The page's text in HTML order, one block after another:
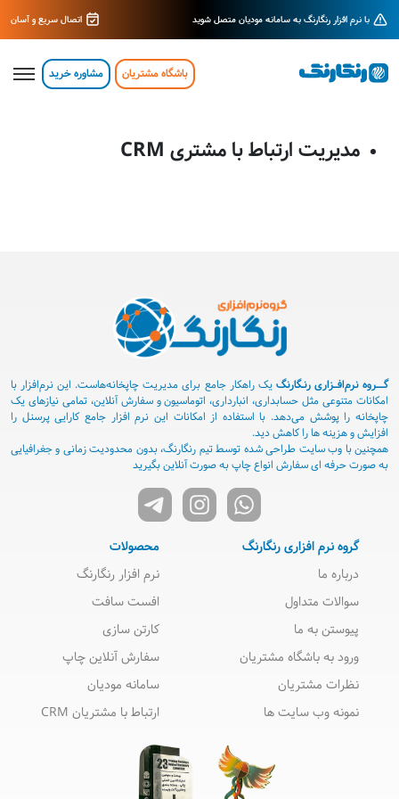
با نرم افزار رنگارنگ به سامانه مودیان متصل شوید اتصال سریع و آسان
باشگاه مشتریان مشاوره خرید
مدیریت ارتباط با مشتری CRM
گــــروه نرم‌افــزاری رنـگارنگیک راهکار جامع برای مدیریت چاپخانه‌هاست. این نرم‌افزار با
امکانات متنوعی مثل حسابداری، انبارداری، اتوماسیون و سفارش آنلاین، تمامی نیازهای یک
چاپخانه را پوشش می‌دهد. با استفاده از امکانات این نرم افزار جامع کارایی پرسنل را
افزایش و هزینه ها را کاهش دید.
همچنین با وب سایت طراحی شده توسط تیم رنگارنگ، بدون محدودیت زمانی و جغرافیایی
به صورت حرفه ای سفارش انواع چاپ به صورت آنلاین بگیرید
گروه نرم افزاری رنگارنگ
درباره ما
سوالات متداول
پیوستن به ما
ورود به باشگاه مشتریان
نظرات مشتریان
نمونه وب سایت ها
محصولات
نرم افزار رنگارنگ
افست سافت
کارتن سازی
سفارش آنلاین چاپ
سامانه مودیان
ارتباط با مشتریان CRM